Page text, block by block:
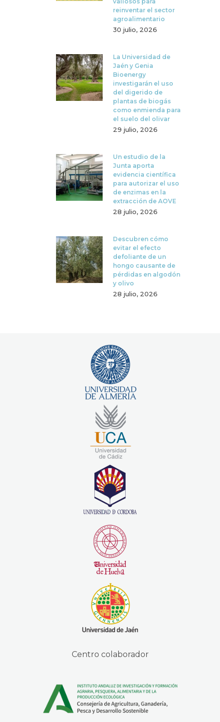
reinventar el sector
agroalimentario
30 julio, 2026
La Universidad de
Jaén y Genia
Bioenergy
investigarán el uso
del digerido de
plantas de biogás
como enmienda para
el suelo del olivar
29 julio, 2026
Un estudio de la
Junta aporta
evidencia científica
para autorizar el uso
de enzimas en la
extracción de AOVE
28 julio, 2026
Descubren cómo
evitar el efecto
defoliante de un
hongo causante de
pérdidas en algodón
y olivo
28 julio, 2026
Centro colaborador